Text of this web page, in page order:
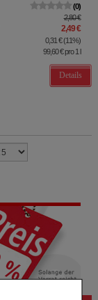
0
2,80 €
2,49 €
0,31 €(11%)
99,60 €pro 1 l
Details